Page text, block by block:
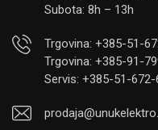
Subota: 8h – 13h
Trgovina: +385-51-
Trgovina: +385-91-
Servis: +385-51-672-